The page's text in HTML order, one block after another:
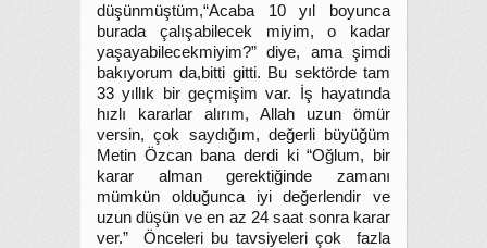
düşünmüştüm,“Acaba 10 yıl boyunca
burada çalışabilecek miyim, o kadar
yaşayabilecekmiyim?” diye, ama şimdi
bakıyorum da,bitti gitti. Bu sektörde tam
33 yıllık bir geçmişim var. İş hayatında
hızlı kararlar alırım, Allah uzun ömür
versin, çok saydığım, değerli büyüğüm
Metin Özcan bana derdi ki “Oğlum, bir
karar alman gerektiğinde zamanı
mümkün olduğunca iyi değerlendir ve
uzun düşün ve en az 24 saat sonra karar
ver.” Önceleri bu tavsiyeleri çok fazla